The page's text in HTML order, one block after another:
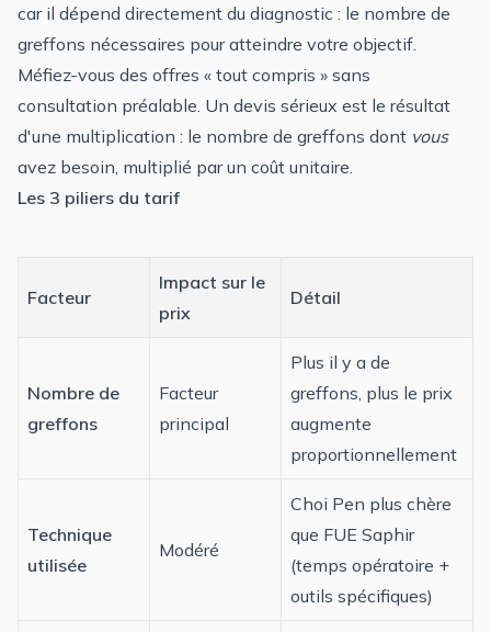
car il dépend directement du diagnostic : le nombre de
greffons nécessaires pour atteindre votre objectif.
Méfiez-vous des offres « tout compris » sans
consultation préalable. Un devis sérieux est le résultat
d'une multiplication : le nombre de greffons dont vous
avez besoin, multiplié par un coût unitaire.
Les 3 piliers du tarif
Facteur
Impact sur le
prix
Détail
Nombre de
greffons
Facteur
principal
Plus il y a de
greffons, plus le prix
augmente
proportionnellement
Technique
utilisée
Modéré
Choi Pen plus chère
que FUE Saphir
(temps opératoire +
outils spécifiques)